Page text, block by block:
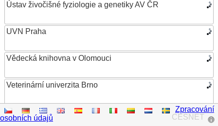
Ústav živočišné fyziologie a genetiky AV ČR
UVN Praha
Vědecká knihovna v Olomouci
Veterinární univerzita Brno
VŠB – Technická univerzita Ostrava
CESNET
Zpracování
osobních údajů